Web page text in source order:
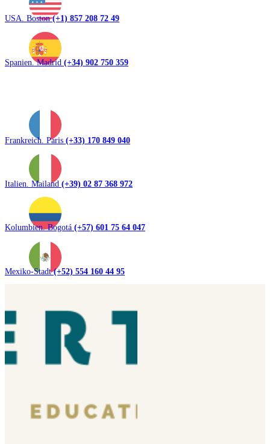
USA. Boston(+1) 857 208 72 49
Spanien. Madrid (+34) 902 750 359
Frankreich. Paris (+33) 170 849 040
Italien. Mailand (+39) 02 87 368 972
Kolumbien. Bogotá (+57) 601 75 64 047
Mexiko-Stadt(+52) 554 160 44 95